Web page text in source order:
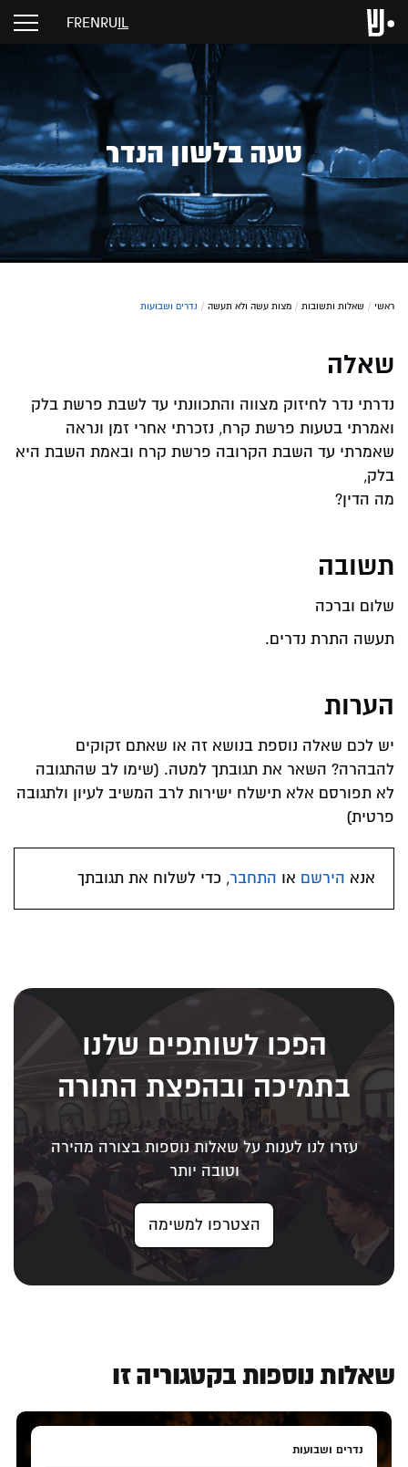
IL
RU
EN
FR
טעה בלשון הנדר
ראשי / שאלות ותשובות / מצות עשה ולא תעשה / נדרים ושבועות
שאלה
נדרתי נדר לחיזוק מצווה והתכוונתי עד לשבת פרשת בלק
ואמרתי בטעות פרשת קרח, נזכרתי אחרי זמן ונראה
שאמרתי עד השבת הקרובה פרשת קרח ובאמת השבת היא
בלק,
מה הדין?
תשובה
שלום וברכה
תעשה התרת נדרים.
הערות
יש לכם שאלה נוספת בנושא זה או שאתם זקוקים
להבהרה? השאר את תגובתך למטה. (שימו לב שהתגובה
לא תפורסם אלא תישלח ישירות לרב המשיב לעיון ולתגובה
פרטית)
אנא הירשם או התחבר, כדי לשלוח את תגובתך
הפכו לשותפים שלנו
בתמיכה ובהפצת התורה
עזרו לנו לענות על שאלות נוספות בצורה מהירה
וטובה יותר
הצטרפו למשימה
שאלות נוספות בקטגוריה זו
נדרים ושבועות